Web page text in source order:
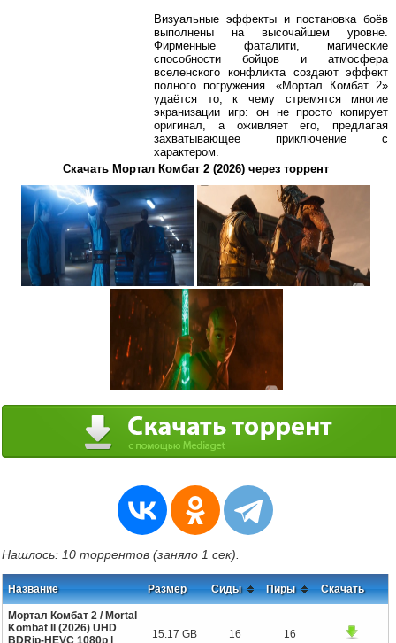
Визуальные эффекты и постановка боёв
выполнены на высочайшем уровне.
Фирменные фаталити, магические
способности бойцов и атмосфера
вселенского конфликта создают эффект
полного погружения. «Мортал Комбат 2»
удаётся то, к чему стремятся многие
экранизации игр: он не просто копирует
оригинал, а оживляет его, предлагая
захватывающее приключение с
характером.
Скачать Мортал Комбат 2 (2026) через торрент
Нашлось: 10 торрентов (заняло 1 сек).
Название Размер Сиды Пиры Скачать
Мортал Комбат 2 / Mortal
Kombat II (2026) UHD
BDRip-HEVC 1080p |
15.17 GB 16 16